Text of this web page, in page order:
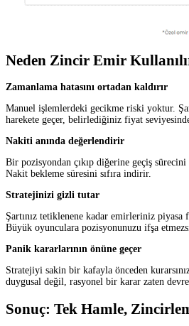
Neden Zincir Emir
Zamanlama hatasını ortadan kaldırır
Manuel işlemlerdeki gecikme riski yoktur.
harekete geçer, belirlediğiniz fiyat
Nakiti anında değerlendirir
Bir pozisyondan çıkıp diğerine geçiş
Nakit bekleme süresini sıfıra indirir.
Stratejinizi gizli tutar
Şartınız tetiklenene kadar emirleriniz
Büyük oyunculara pozisyonunuzu ifşa
Panik kararlarının önüne geçer
Stratejiyi sakin bir kafayla önceden
duygusal değil, rasyonel bir karar zaten
Sonuç: Tek Hamle,